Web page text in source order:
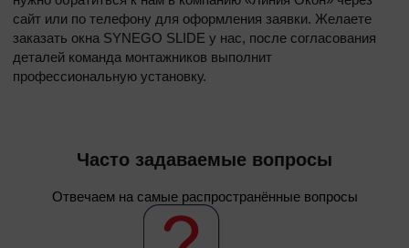
сайт или по телефону для оформления заявки. Желаете
заказать окна SYNEGO SLIDE у нас, после согласования
деталей команда монтажников выполнит
профессиональную установку.
Часто задаваемые вопросы
Отвечаем на самые распространённые вопросы